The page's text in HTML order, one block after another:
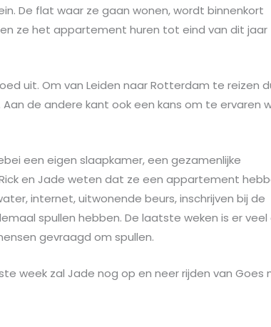
De flat waar ze gaan wonen, wordt binnenkort
ze het appartement huren tot eind van dit jaar
uit. Om van Leiden naar Rotterdam te reizen
de andere kant ook een kans om te ervaren
een eigen slaapkamer, een gezamenlijke
en Jade weten dat ze een appartement
internet, uitwonende beurs, inschrijven bij de
spullen hebben. De laatste weken is er veel
gevraagd om spullen.
week zal Jade nog op en neer rijden van Goes